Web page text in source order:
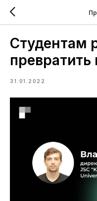
Студентам
превратить
31.01.2022